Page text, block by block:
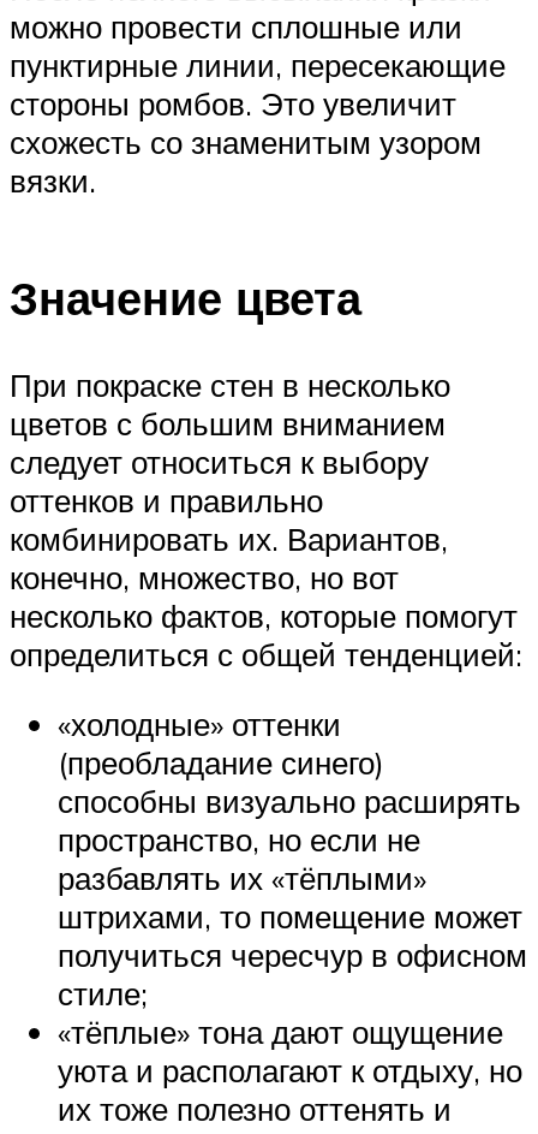
можно провести сплошные или
пунктирные линии, пересекающие
стороны ромбов. Это увеличит
схожесть со знаменитым узором
вязки.
Значение цвета
При покраске стен в несколько
цветов с большим вниманием
следует относиться к выбору
оттенков и правильно
комбинировать их. Вариантов,
конечно, множество, но вот
несколько фактов, которые помогут
определиться с общей тенденцией:
«холодные» оттенки
(преобладание синего)
способны визуально расширять
пространство, но если не
разбавлять их «тёплыми»
штрихами, то помещение может
получиться чересчур в офисном
стиле;
«тёплые» тона дают ощущение
уюта и располагают к отдыху, но
их тоже полезно оттенять и